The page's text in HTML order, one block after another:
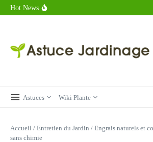
Aller au contenu
Hot News
Combien de calories dans un croque
Astuces Wiki Plante
Accueil / Entretien du Jardin / Engrais naturels et
sans chimie